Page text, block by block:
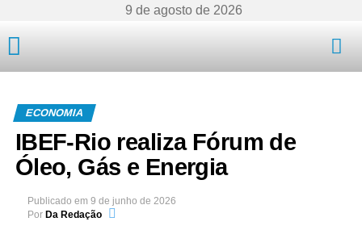
9 de agosto de 2026
ECONOMIA
IBEF-Rio realiza Fórum de
Óleo, Gás e Energia
Publicado em 9 de junho de 2026
Por Da Redação